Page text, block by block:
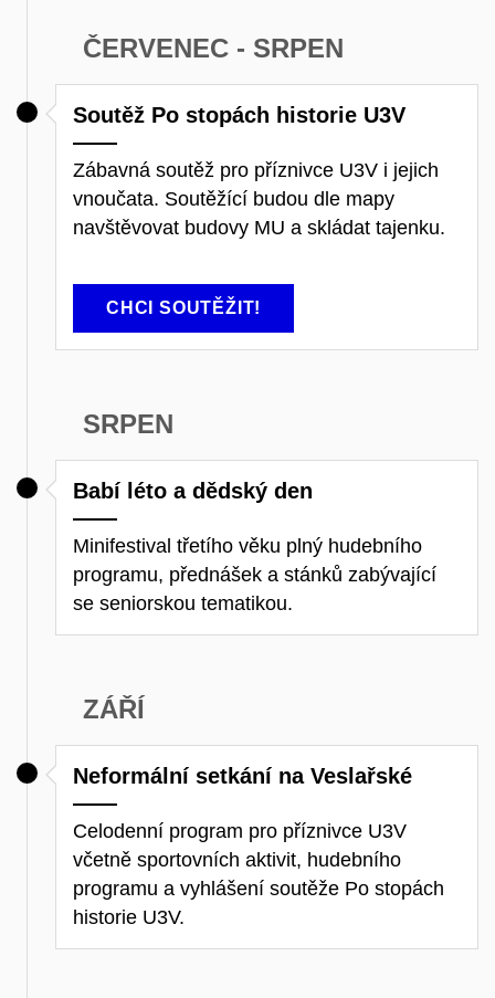
ČERVENEC - SRPEN
Soutěž Po stopách historie U3V
Zábavná soutěž pro příznivce U3V i jejich
vnoučata. Soutěžící budou dle mapy
navštěvovat budovy MU a skládat tajenku.
CHCI SOUTĚŽIT!
SRPEN
Babí léto a dědský den
Minifestival třetího věku plný hudebního
programu, přednášek a stánků zabývající
se seniorskou tematikou.
ZÁŘÍ
Neformální setkání na Veslařské
Celodenní program pro příznivce U3V
včetně sportovních aktivit, hudebního
programu a vyhlášení soutěže Po stopách
historie U3V.